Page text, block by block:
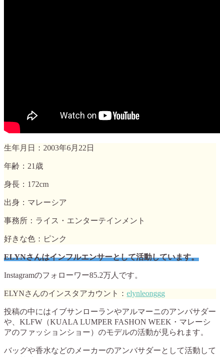
生年月日：2003年6月22日
年齢：21歳
身長：172cm
出身：マレーシア
事務所：ライス・エンターテインメント
好きな色：ピンク
ELYNさんはインフルエンサーとして活動しています。
Instagramのフォローワー85.2万人です。
ELYNさんのインスタアカウント： elynleonggg
投稿の中にはイブサンローランやアルマーニのアンバサダー
や、KLFW（KUALA LUMPER FASHON WEEK・マレーシ
アのファッションショー）のモデルの活動が見られます。
バッグや香水などのメーカーのアンバサダーとして活動して